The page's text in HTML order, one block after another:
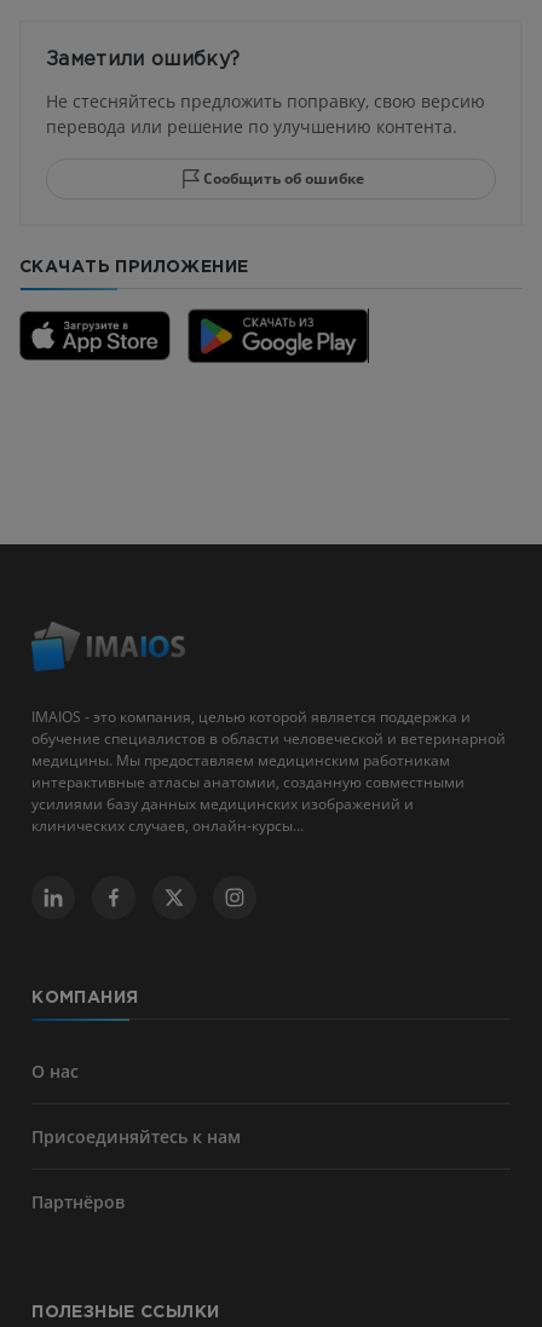
Заметили ошибку?
Не стесняйтесь предложить поправку, свою версию
перевода или решение по улучшению контента.
Сообщить об ошибке
СКАЧАТЬ ПРИЛОЖЕНИЕ
IMAIOS - это компания, целью которой является поддержка и
обучение специалистов в области человеческой и ветеринарной
медицины. Мы предоставляем медицинским работникам
интерактивные атласы анатомии, созданную совместными
усилиями базу данных медицинских изображений и
клинических случаев, онлайн-курсы...
КОМПАНИЯ
О нас
Присоединяйтесь к нам
Партнёров
ПОЛЕЗНЫЕ ССЫЛКИ